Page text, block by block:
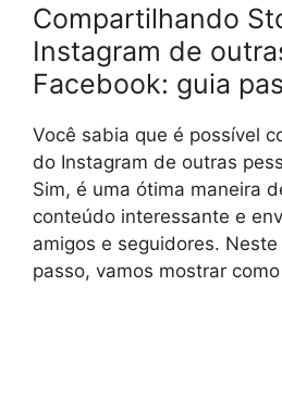
Compartilhando
Instagram de
Facebook: guia
Você sabia que é possível
do Instagram de outras
Sim, é uma ótima maneira
conteúdo interessante e
amigos e seguidores.
passo, vamos mostrar